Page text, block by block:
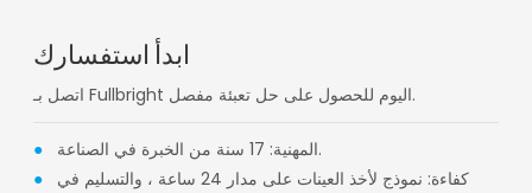
ابدأ استفسارك
اتصل بـ Fullbright اليوم للحصول على حل تعبئة مفصل.
●
المهنية: 17 سنة من الخبرة في الصناعة.
●